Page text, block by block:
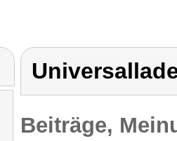
Beiträge,